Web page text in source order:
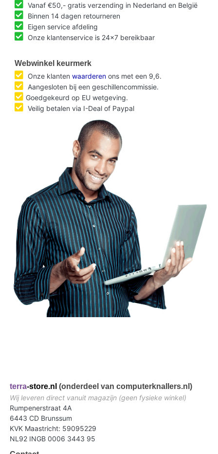
Vanaf €50,- gratis verzending in Nederland en België
Binnen 14 dagen retourneren
Eigen service afdeling
Onze klantenservice is 24x7 bereikbaar
Webwinkel keurmerk
Onze klanten waarderen ons met een 9,6.
Aangesloten bij een geschillencommissie.
Goedgekeurd op EU wetgeving.
Veilig betalen via I-Deal of Paypal
terra-store.nl (onderdeel van computerknallers.nl)
Wij leveren direct vanuit magazijn (geen fysieke winkel)
Rumpenerstraat 4A
6443 CD Brunssum
KVK Maastricht: 59095229
NL92 INGB 0006 3443 95